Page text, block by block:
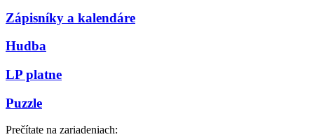
Zápisníky a kalendáre
Hudba
LP platne
Puzzle
Prečítate na zariadeniach: